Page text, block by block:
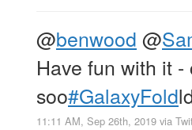
@benwood @
Have fun with it
soo#GalaxyFold
11:11 AM, Sep 26th, 2019 via